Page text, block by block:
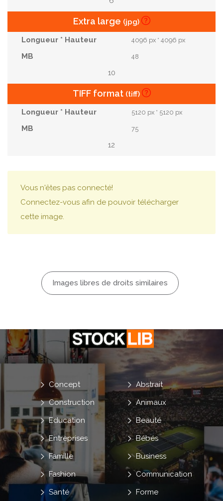
Extra large (jpg)
4096 px * 4096 px
48
10
TIFF format (tiff)
5120 px * 5120 px
75
12
Vous n'êtes pas connecté!
Connectez-vous afin de pouvoir télécharger
cette image.
Images libres de droits similaires
Abstrait
Animaux
Beauté
Bébés
Business
Communication
Concept
Construction
Education
Entreprises
Famille
Fashion
Forme
Santé